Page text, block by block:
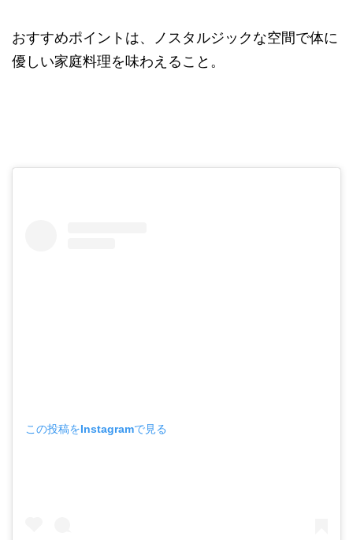
おすすめポイントは、ノスタルジックな空間で体に
優しい家庭料理を味わえること。
この投稿をInstagramで見る